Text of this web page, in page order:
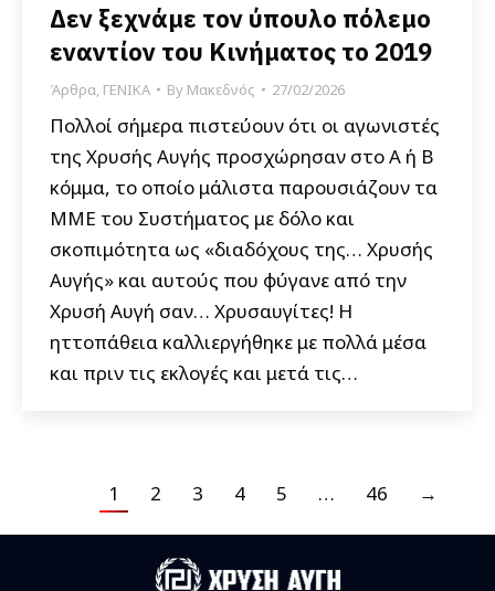
Δεν ξεχνάμε τον ύπουλο πόλεμο
εναντίον του Κινήματος το 2019
Άρθρα ΓΕΝΙΚΑ By Μακεδνός 27/02/2026
Πολλοί σήμερα πιστεύουν ότι οι αγωνιστές
της Χρυσής Αυγής προσχώρησαν στο Α ή Β
κόμμα, το οποίο μάλιστα παρουσιάζουν τα
ΜΜΕ του Συστήματος με δόλο και
σκοπιμότητα ως «διαδόχους της… Χρυσής
Αυγής» και αυτούς που φύγανε από την
Χρυσή Αυγή σαν… Χρυσαυγίτες! Η
ηττοπάθεια καλλιεργήθηκε με πολλά μέσα
και πριν τις εκλογές και μετά τις…
1 2 3 4 5 … 46 →